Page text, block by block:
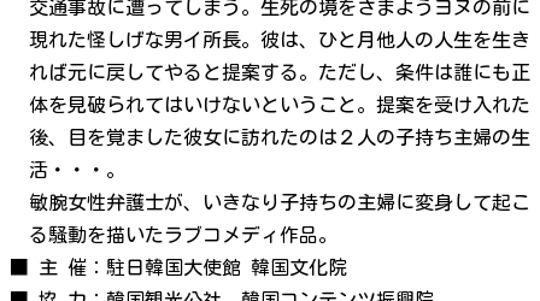
交通事故に遭ってしまう。生死の境をさまようヨヌの前に
現れた怪しげな男イ所長。彼は、ひと月他人の人生を生き
れば元に戻してやると提案する。ただし、条件は誰にも正
体を見破られてはいけないということ。提案を受け入れた
後、目を覚ました彼女に訪れたのは２人の子持ち主婦の生
活・・・。
敏腕女性弁護士が、いきなり子持ちの主婦に変身して起こ
る騒動を描いたラブコメディ作品。
■ 主 催：駐日韓国大使館 韓国文化院